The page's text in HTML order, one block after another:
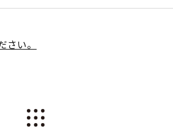
い。